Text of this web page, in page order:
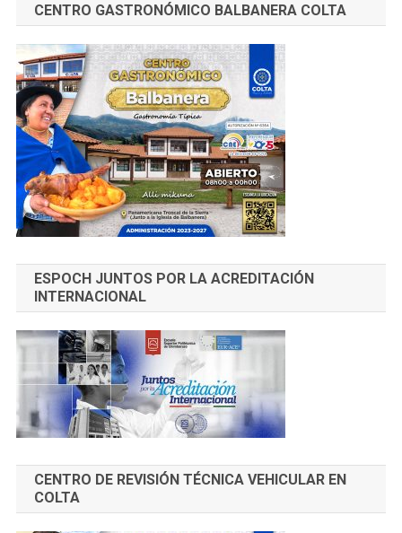
CENTRO GASTRONÓMICO BALBANERA COLTA
ESPOCH JUNTOS POR LA ACREDITACIÓN
INTERNACIONAL
CENTRO DE REVISIÓN TÉCNICA VEHICULAR EN
COLTA